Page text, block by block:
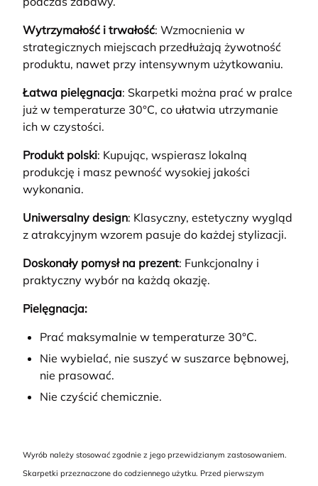
Wytrzymałość i trwałość: Wzmocnienia w
strategicznych miejscach przedłużają żywotność
produktu, nawet przy intensywnym użytkowaniu.
Łatwa pielęgnacja: Skarpetki można prać w pralce
już w temperaturze 30°C, co ułatwia utrzymanie
ich w czystości.
Produkt polski: Kupując, wspierasz lokalną
produkcję i masz pewność wysokiej jakości
wykonania.
Uniwersalny design: Klasyczny, estetyczny wygląd
z atrakcyjnym wzorem pasuje do każdej stylizacji.
Doskonały pomysł na prezent: Funkcjonalny i
praktyczny wybór na każdą okazję.
Pielęgnacja:
Prać maksymalnie w temperaturze 30°C.
Nie wybielać, nie suszyć w suszarce bębnowej,
nie prasować.
Nie czyścić chemicznie.
Wyrób należy stosować zgodnie z jego przewidzianym zastosowaniem.
Skarpetki przeznaczone do codziennego użytku. Przed pierwszym